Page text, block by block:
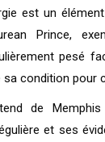
est un
Prince,
pesé
condition pour
de
et ses